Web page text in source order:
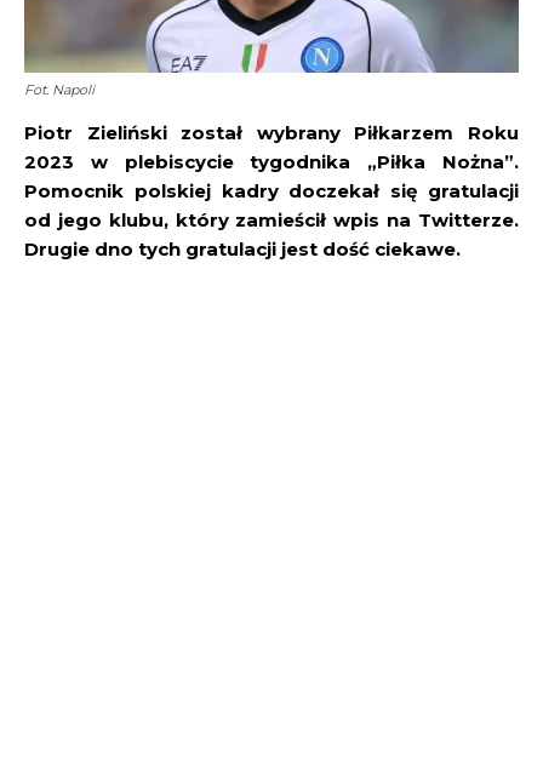
Fot. Napoli
Piotr Zieliński został wybrany Piłkarzem Roku
2023 w plebiscycie tygodnika „Piłka Nożna”.
Pomocnik polskiej kadry doczekał się gratulacji
od jego klubu, który zamieścił wpis na Twitterze.
Drugie dno tych gratulacji jest dość ciekawe.